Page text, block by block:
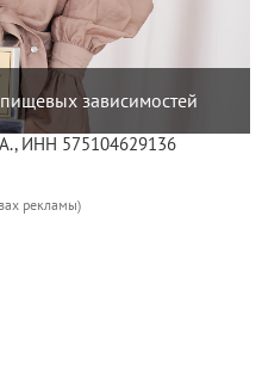
зависимостей
ИНН 575104629136
рекламы)